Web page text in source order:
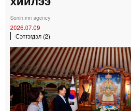
Easy news
Sonin.mn agency
2026.07.09
Сэтгэгдэл (2)